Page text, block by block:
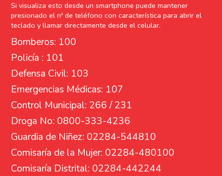
Si visualiza esto desde un smartphone puede mantener
presionado el nº de teléfono con característica para abrir el
teclado y llamar directamente desde el celular.
Bomberos: 100
Policía : 101
Defensa Civil: 103
Emergencias Médicas: 107
Control Municipal: 266 / 231
Droga No: 0800-333-4236
Guardia de Niñez: 02284-544810
Comisaría de la Mujer: 02284-480100
Comisaría Distrital: 02284-442244